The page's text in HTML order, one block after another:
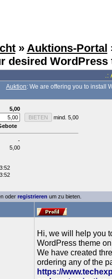
» Auktions-Portal
desired
.:
Auktion: We are offering you to install
5,00
mind. 5,00
-
5,00
oder registrieren um zu bieten.
Hi, we will help you
WordPress theme
We have created
ordering any of the
https://